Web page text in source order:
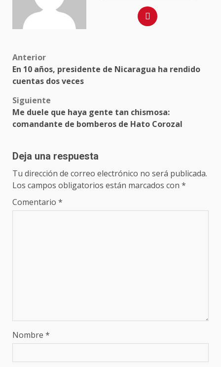
Anterior
En 10 años, presidente de Nicaragua ha rendido
cuentas dos veces
Siguiente
Me duele que haya gente tan chismosa:
comandante de bomberos de Hato Corozal
Deja una respuesta
Tu dirección de correo electrónico no será publicada.
Los campos obligatorios están marcados con *
Comentario *
Nombre *